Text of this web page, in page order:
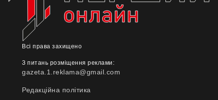
Всі права захищено
З питань розміщення реклами:
gazeta.1.reklama@gmail.com
Редакційна політика